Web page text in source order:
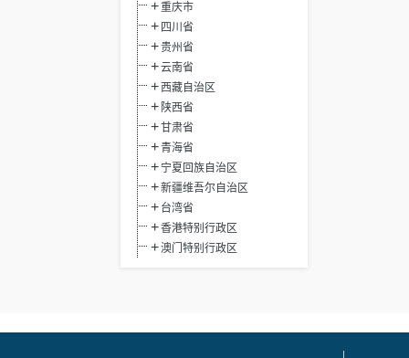
重庆市
四川省
贵州省
云南省
西藏自治区
陕西省
甘肃省
青海省
宁夏回族自治区
新疆维吾尔自治区
台湾省
香港特别行政区
澳门特别行政区